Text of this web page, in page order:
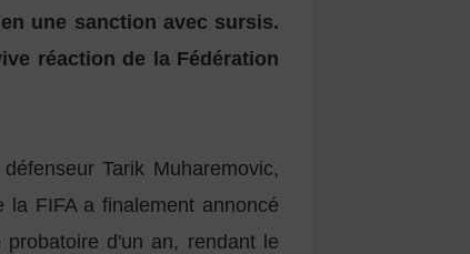
une sanction avec sursis.
réaction de la Fédération
Tarik Muharemovic,
FIFA a finalement annoncé
d'un an, rendant le